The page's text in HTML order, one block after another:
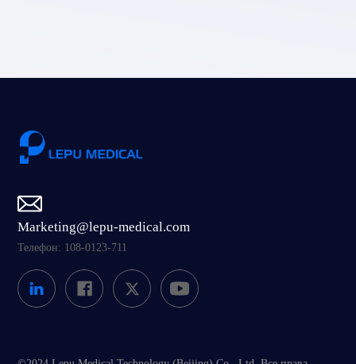
Marketing@lepu-medical.com
Телефон: 108-0123-711